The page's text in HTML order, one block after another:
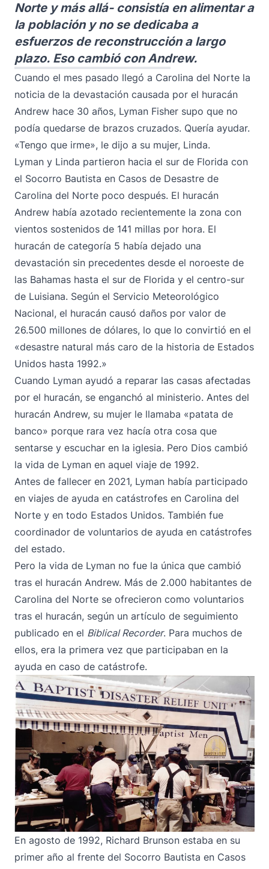
Norte y más allá- consistía en alimentar a
la población y no se dedicaba a
esfuerzos de reconstrucción a largo
plazo. Eso cambió con Andrew.
Cuando el mes pasado llegó a Carolina del Norte la
noticia de la devastación causada por el huracán
Andrew hace 30 años, Lyman Fisher supo que no
podía quedarse de brazos cruzados. Quería ayudar.
«Tengo que irme», le dijo a su mujer, Linda.
Lyman y Linda partieron hacia el sur de Florida con
el Socorro Bautista en Casos de Desastre de
Carolina del Norte poco después. El huracán
Andrew había azotado recientemente la zona con
vientos sostenidos de 141 millas por hora. El
huracán de categoría 5 había dejado una
devastación sin precedentes desde el noroeste de
las Bahamas hasta el sur de Florida y el centro-sur
de Luisiana. Según el Servicio Meteorológico
Nacional, el huracán causó daños por valor de
26.500 millones de dólares, lo que lo convirtió en el
«desastre natural más caro de la historia de Estados
Unidos hasta 1992.»
Cuando Lyman ayudó a reparar las casas afectadas
por el huracán, se enganchó al ministerio. Antes del
huracán Andrew, su mujer le llamaba «patata de
banco» porque rara vez hacía otra cosa que
sentarse y escuchar en la iglesia. Pero Dios cambió
la vida de Lyman en aquel viaje de 1992.
Antes de fallecer en 2021, Lyman había participado
en viajes de ayuda en catástrofes en Carolina del
Norte y en todo Estados Unidos. También fue
coordinador de voluntarios de ayuda en catástrofes
del estado.
Pero la vida de Lyman no fue la única que cambió
tras el huracán Andrew. Más de 2.000 habitantes de
Carolina del Norte se ofrecieron como voluntarios
tras el huracán, según un artículo de seguimiento
publicado en el Biblical Recorder. Para muchos de
ellos, era la primera vez que participaban en la
ayuda en caso de catástrofe.
En agosto de 1992, Richard Brunson estaba en su
primer año al frente del Socorro Bautista en Casos